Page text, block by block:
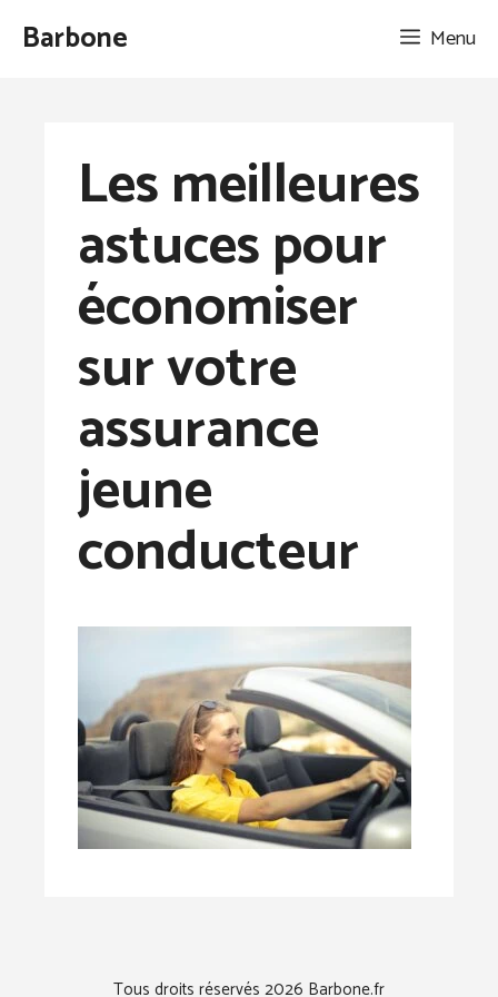
AllerBarbone Menu
Les meilleures
astuces pour
économiser
sur votre
assurance
jeune
conducteur
Tous droits réservés 2026 Barbone.fr